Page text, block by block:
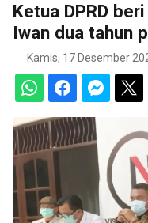
Ketua DPRD
Iwan dua tahun
Kamis, 17 Desember